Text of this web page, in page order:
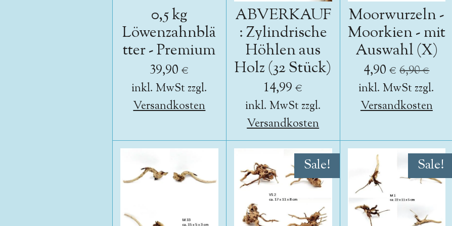
0,5 kg
Löwenzahnblä
tter - Premium
39,90 €
inkl. MwSt zzgl.
Versandkosten
ABVERKAUF
: Zylindrische
Höhlen aus
Holz (32 Stück)
14,99 €
inkl. MwSt zzgl.
Versandkosten
Moorwurzeln -
Moorkien - mit
Auswahl (X)
4,90 € 6,90 €
inkl. MwSt zzgl.
Versandkosten
Sale! Sale!